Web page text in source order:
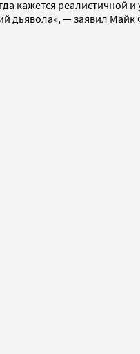
кажется
дьявола», — заявил Майк